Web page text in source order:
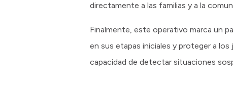
directamente a las familias y a la
Finalmente, este operativo marca un
en sus etapas iniciales y proteger a
capacidad de detectar situaciones